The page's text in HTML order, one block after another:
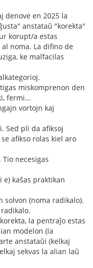
denove en 2025 la
anstataŭ "korekta"
korupt/a estas
noma. La difino de
ke malfacilas
miskomprenon den
fermi...
vortojn kaj
Sed pli da afiksoj
afikso rolas kiel aro
necesigas
e) kaŝas praktikan
solvon (noma radikalo).
la pentraĵo estas
modelon (la
anstataŭi (kelkaj
sekvas la alian laŭ